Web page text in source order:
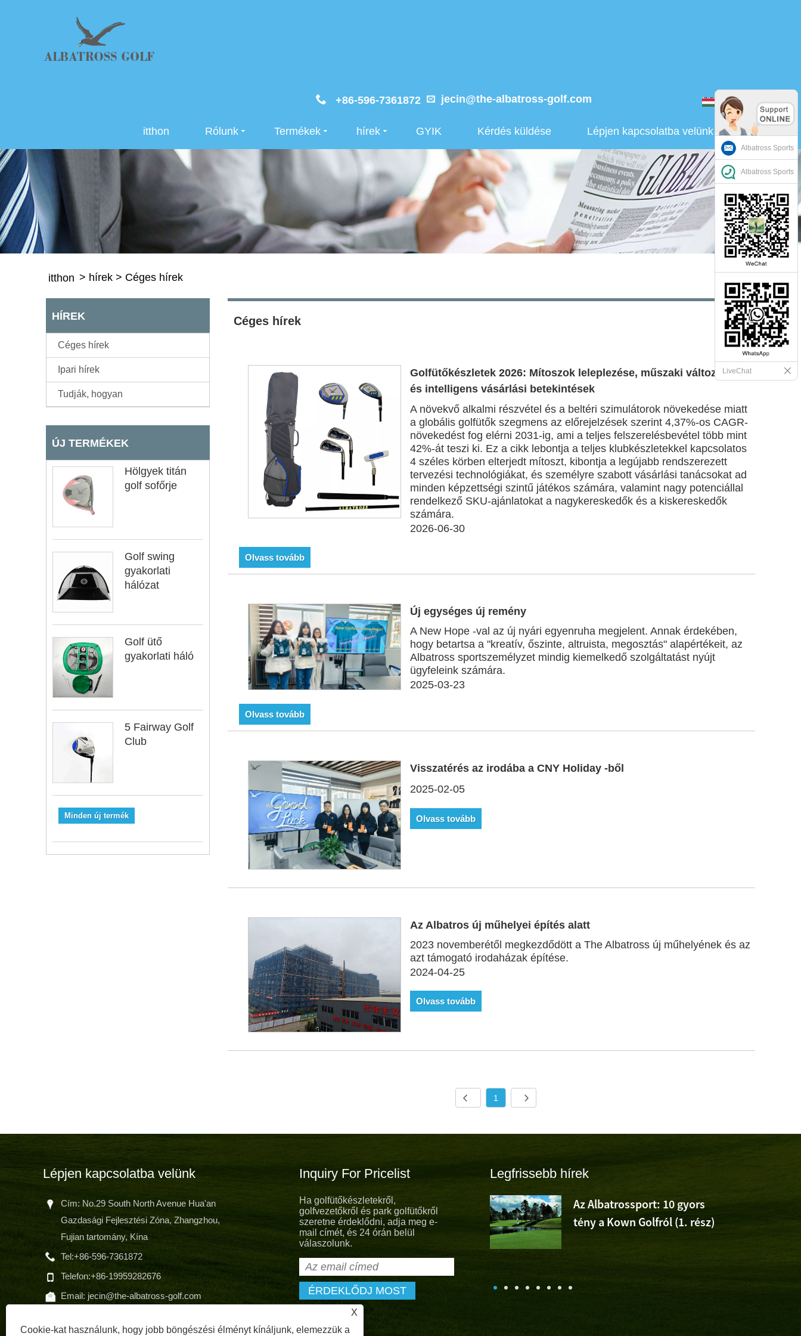
+86-596-7361872 jecin@the-albatross-golf.com magyar
itthon Rólunk Termékek hírek GYIK Kérdés küldése Lépjen kapcsolatba velünk
itthon > hírek > Céges hírek
HÍREK
Céges hírek
Ipari hírek
Tudják, hogyan
ÚJ TERMÉKEK
Hölgyek titán
golf sofőrje
Golf swing
gyakorlati
hálózat
Golf ütő
gyakorlati háló
5 Fairway Golf
Club
Minden új termék
Céges hírek
Golfütőkészletek 2026: Mítoszok leleplezése, műszaki változások
és intelligens vásárlási betekintések
A növekvő alkalmi részvétel és a beltéri szimulátorok növekedése miatt
a globális golfütők szegmens az előrejelzések szerint 4,37%-os CAGR-
növekedést fog elérni 2031-ig, ami a teljes felszerelésbevétel több mint
42%-át teszi ki. Ez a cikk lebontja a teljes klubkészletekkel kapcsolatos
4 széles körben elterjedt mítoszt, kibontja a legújabb rendszerezett
tervezési technológiákat, és személyre szabott vásárlási tanácsokat ad
minden képzettségi szintű játékos számára, valamint nagy potenciállal
rendelkező SKU-ajánlatokat a nagykereskedők és a kiskereskedők
számára.
2026-06-30
Olvass tovább
Új egységes új remény
A New Hope -val az új nyári egyenruha megjelent. Annak érdekében,
hogy betartsa a "kreatív, őszinte, altruista, megosztás" alapértékeit, az
Albatross sportszemélyzet mindig kiemelkedő szolgáltatást nyújt
ügyfeleink számára.
2025-03-23
Olvass tovább
Visszatérés az irodába a CNY Holiday -ből
2025-02-05
Olvass tovább
Az Albatros új műhelyei építés alatt
2023 novemberétől megkezdődött a The Albatross új műhelyének és az
azt támogató irodaházak építése.
2024-04-25
Olvass tovább
1
Lépjen kapcsolatba velünk
Cím: No.29 South North Avenue Hua'an
Gazdasági Fejlesztési Zóna, Zhangzhou,
Fujian tartomány, Kína
Tel:+86-596-7361872
Telefon:+86-19959282676
Email: jecin@the-albatross-golf.com
Inquiry For Pricelist
Ha golfütőkészletekről,
golfvezetőkről és park golfütőkről
szeretne érdeklődni, adja meg e-
mail címét, és 24 órán belül
válaszolunk.
Legfrissebb hírek
Új egységes új remény
A New Hope -val az új nyári egyenruha
megjelent. Annak érdekében, hogy
betartsa a "kreatív, őszinte, altruista,
mindig kiemelkedő szolgáltatást nyújt ügyfeleink számára.
Az Albatrossport: 10 gyors
tény a Kown Golfról (1. rész)
Albatross Sports
Albatross Sports
LiveChat
X
Cookie-kat használunk, hogy jobb böngészési élményt kínáljunk, elemezzük a